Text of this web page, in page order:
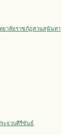
ยาลัยราชภัฏสวนสุนันทา
ะจวบคีรีขันธ์